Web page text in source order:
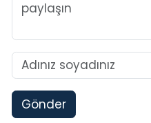
Gönder